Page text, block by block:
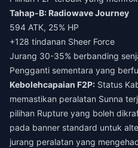
Tahap-B: Radiowave Journey
594 ATK, 25% HP
+128 tindanan Sheer Force
Jurang 30-35% berbanding
Pengganti sementara yang
Kebolehcapaian F2P: Status
memastikan peralatan Sunna
pilihan Rupture yang boleh
pada banner standard untuk
jurang peralatan yang